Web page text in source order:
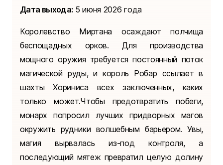
Дата выхода: 5 июня 2026 года
Королевство Миртана осаждают полчища
беспощадных орков. Для производства
мощного оружия требуется постоянный поток
магической руды, и король Робар ссылает в
шахты Хориниса всех заключенных, каких
только может.Чтобы предотвратить побеги,
монарх попросил лучших придворных магов
окружить рудники волшебным барьером. Увы,
магия вырвалась из-под контроля, а
последующий мятеж превратил целую долину